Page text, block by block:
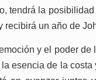
tendrá la
recibirá un año de
y el poder
esencia de la